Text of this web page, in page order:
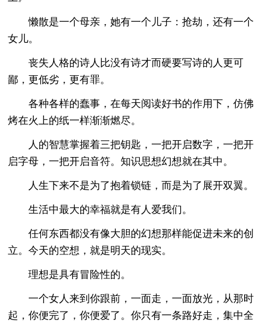
懒散是一个母亲，她有一个儿子：抢劫，还有一个
女儿。
丧失人格的诗人比没有诗才而硬要写诗的人更可
鄙，更低劣，更有罪。
各种各样的蠢事，在每天阅读好书的作用下，仿佛
烤在火上的纸一样渐渐燃尽。
人的智慧掌握着三把钥匙，一把开启数字，一把开
启字母，一把开启音符。知识思想幻想就在其中。
人生下来不是为了抱着锁链，而是为了展开双翼。
生活中最大的幸福就是有人爱我们。
任何东西都没有像大胆的幻想那样能促进未来的创
立。今天的空想，就是明天的现实。
理想是具有冒险性的。
一个女人来到你跟前，一面走，一面放光，从那时
起，你便完了，你便爱了。你只有一条路好走，集中全